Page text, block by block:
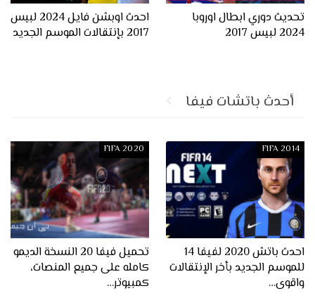
تحديث دوري ابطال اوروبا
2024 لبيس 2017
احدث اوبشن فايل 2024 لبيس
2017 بإنتقالات الموسم الجديد
أحدث باتشات فيفا
FIFA 2014
احدث باتش 2020 لفيفا 14
للموسم الجديد بأخر الإنتقالات
واقوى…
FIFA 2020
تحميل فيفا 20 النسخة الديمو
كامله على جميع المنصات،
كمبيوتر…